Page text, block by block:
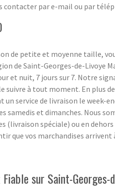
par e-mail ou par
de petite et moyenne taille,
de Saint-Georges-de-Livoye
et nuit, 7 jours sur 7. Notre
suivre à tout moment. En plus
service de livraison le week-
samedis et dimanches. Nous
spéciale) ou en dehors
que vos marchandises arrivent
sur Saint-Georges-